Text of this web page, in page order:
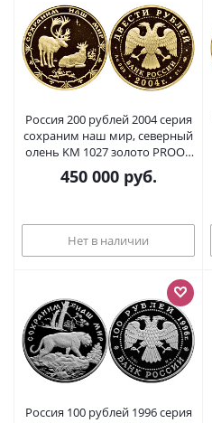
Россия 200 рублей 2004 серия
сохраним наш мир, северный
олень KM 1027 золото PROOF
00-00
450 000руб.
Нет в наличии
Россия 100 рублей 1996 серия